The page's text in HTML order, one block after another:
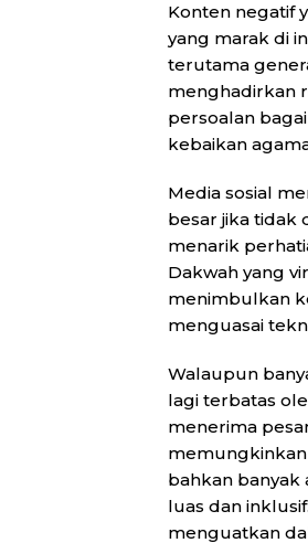
Konten negatif
yang marak di
terutama
menghadirkan
persoalan
kebaikan
Media sosial
besar jika tidak
menarik
Dakwah yang
menimbulkan
menguasai
Walaupun
lagi terbatas
menerima
bahkan banyak
luas dan
menguatkan